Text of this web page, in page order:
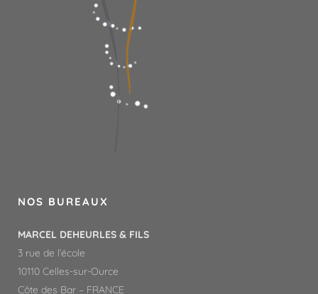
NOS BUREAUX
MARCEL DEHEURLES & FILS
3 rue de l’école
10110 Celles-sur-Ource
Côte des Bar – FRANCE